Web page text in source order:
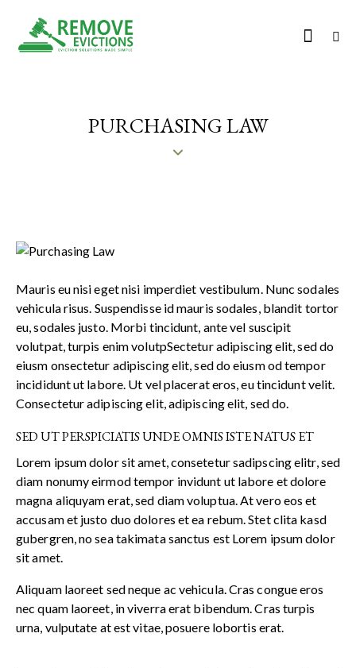
PURCHASING LAW
Mauris eu nisi eget nisi imperdiet vestibulum. Nunc sodales
vehicula risus. Suspendisse id mauris sodales, blandit tortor
eu, sodales justo. Morbi tincidunt, ante vel suscipit
volutpat, turpis enim volutpSectetur adipiscing elit, sed do
eiusm onsectetur adipiscing elit, sed do eiusm od tempor
incididunt ut labore. Ut vel placerat eros, eu tincidunt velit.
Consectetur adipiscing elit, adipiscing elit, sed do.
SED UT PERSPICIATIS UNDE OMNIS ISTE NATUS ET
Lorem ipsum dolor sit amet, consetetur sadipscing elitr, sed
diam nonumy eirmod tempor invidunt ut labore et dolore
magna aliquyam erat, sed diam voluptua. At vero eos et
accusam et justo duo dolores et ea rebum. Stet clita kasd
gubergren, no sea takimata sanctus est Lorem ipsum dolor
sit amet.
Aliquam laoreet sed neque ac vehicula. Cras congue eros
nec quam laoreet, in viverra erat bibendum. Cras turpis
urna, vulputate at est vitae, posuere lobortis erat.